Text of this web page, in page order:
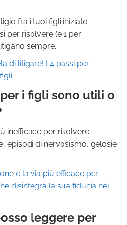
fra i tuoi figli iniziato
per risolvere (e 1 per
sempre.
di litigare! I 4 passi per
i figli sono utili o
inefficace per risolvere
episodi di nervosismo, gelosie
è la via più efficace per
disintegra la sua fiducia nei
leggere per